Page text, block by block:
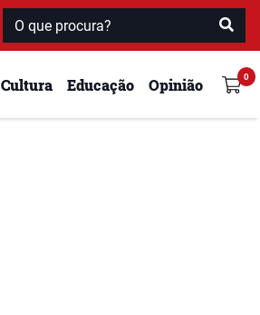
Cultura Educação Opinião